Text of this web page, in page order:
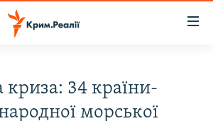
криза: 34 країни-
морської